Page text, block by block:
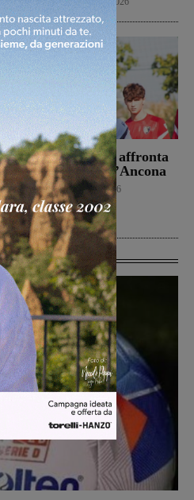
Il Montevarchi affronta
in amichevole l’Ancona
Calcio 8 Agosto 2026